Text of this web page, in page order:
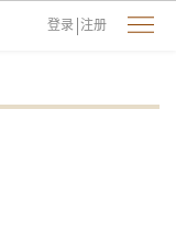
登录 注册